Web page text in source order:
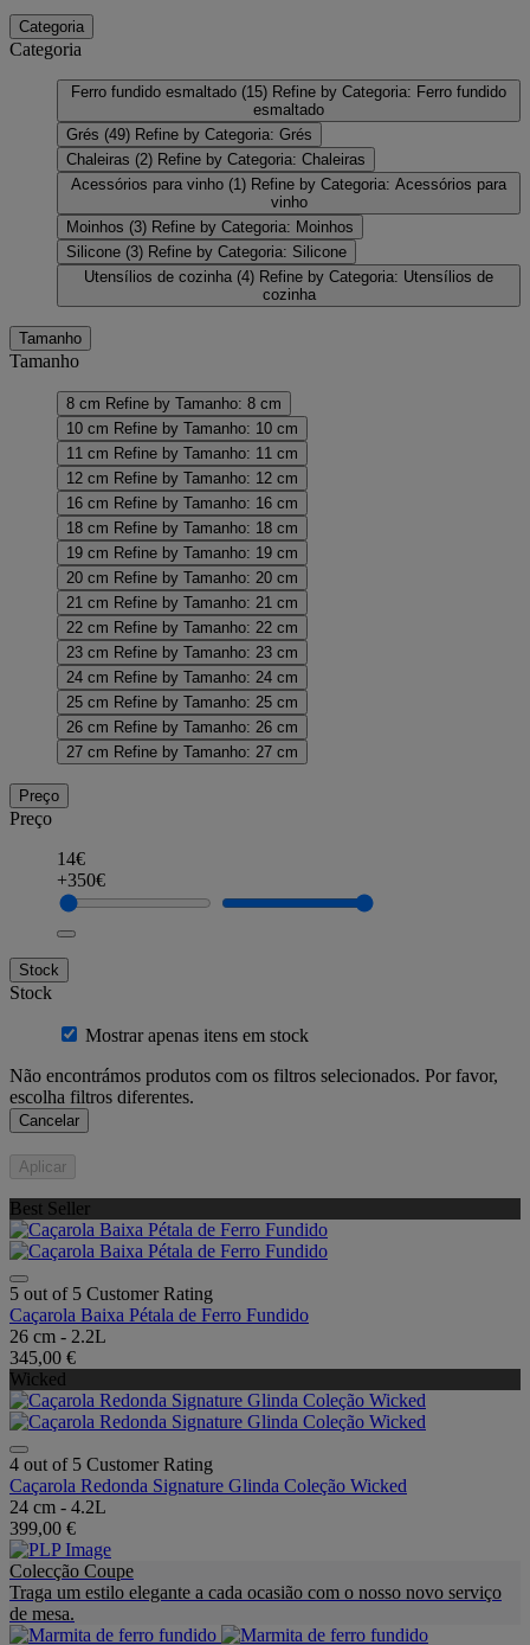
Categoria
Categoria
Ferro fundido esmaltado (15) Refine by Categoria: Ferro fundido
esmaltado
Grés (49) Refine by Categoria: Grés
Chaleiras (2) Refine by Categoria: Chaleiras
Acessórios para vinho (1) Refine by Categoria: Acessórios para
vinho
Moinhos (3) Refine by Categoria: Moinhos
Silicone (3) Refine by Categoria: Silicone
Utensílios de cozinha (4) Refine by Categoria: Utensílios de
cozinha
Tamanho
Tamanho
8 cm Refine by Tamanho: 8 cm
10 cm Refine by Tamanho: 10 cm
11 cm Refine by Tamanho: 11 cm
12 cm Refine by Tamanho: 12 cm
16 cm Refine by Tamanho: 16 cm
18 cm Refine by Tamanho: 18 cm
19 cm Refine by Tamanho: 19 cm
20 cm Refine by Tamanho: 20 cm
21 cm Refine by Tamanho: 21 cm
22 cm Refine by Tamanho: 22 cm
23 cm Refine by Tamanho: 23 cm
24 cm Refine by Tamanho: 24 cm
25 cm Refine by Tamanho: 25 cm
26 cm Refine by Tamanho: 26 cm
27 cm Refine by Tamanho: 27 cm
Preço
Preço
14€
+350€
Stock
Stock
Mostrar apenas itens em stock
Não encontrámos produtos com os filtros selecionados. Por favor,
escolha filtros diferentes.
Cancelar
Aplicar
Best Seller
5 out of 5 Customer Rating
Caçarola Baixa Pétala de Ferro Fundido
26 cm - 2.2L
345,00 €
Wicked
4 out of 5 Customer Rating
Caçarola Redonda Signature Glinda Coleção Wicked
24 cm - 4.2L
399,00 €
Colecção Coupe
Traga um estilo elegante a cada ocasião com o nosso novo serviço
de mesa.